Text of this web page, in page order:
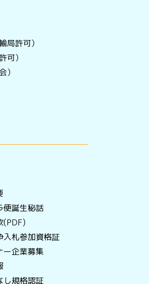
局許可）
可）
）
便誕生秘話
(PDF)
入札参加資格証
ー企業募集
し規格認証